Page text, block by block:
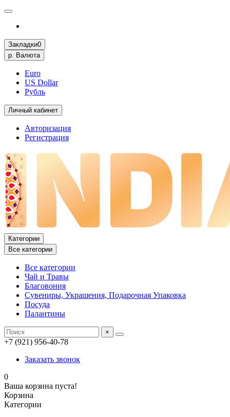
Закладки0
р. Валюта
Euro
US Dollar
Рубль
Личный кабинет
Авторизация
Регистрация
Категории
Все категории
Все категории
Чай и Травы
Благовония
Сувениры, Украшения, Подарочная Упаковка
Посуда
Палантины
×
+7 (921) 956-40-78
Заказать звонок
0
Ваша корзина пуста!
Корзина
Категории